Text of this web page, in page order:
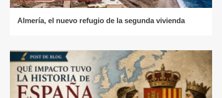
Almería, el nuevo refugio de la segunda vivienda